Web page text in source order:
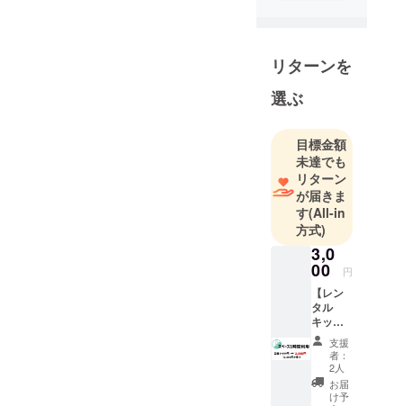
リターンを
選ぶ
目標金額
未達でも
リターン
が届きま
す(All-in
方式)
3,0
00 円
【レン
タル
キッチ
ンス
ペース
利用1時
間】 名
の通り
支援
者：
2人
お届
け予